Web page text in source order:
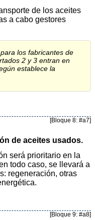
de los aceites
a cabo gestores
los fabricantes de
2 y 3 entran en
establece la
[Bloque 8: #a7]
de aceites usados.
será prioritario en la
todo caso, se llevará a
regeneración, otras
[Bloque 9: #a8]